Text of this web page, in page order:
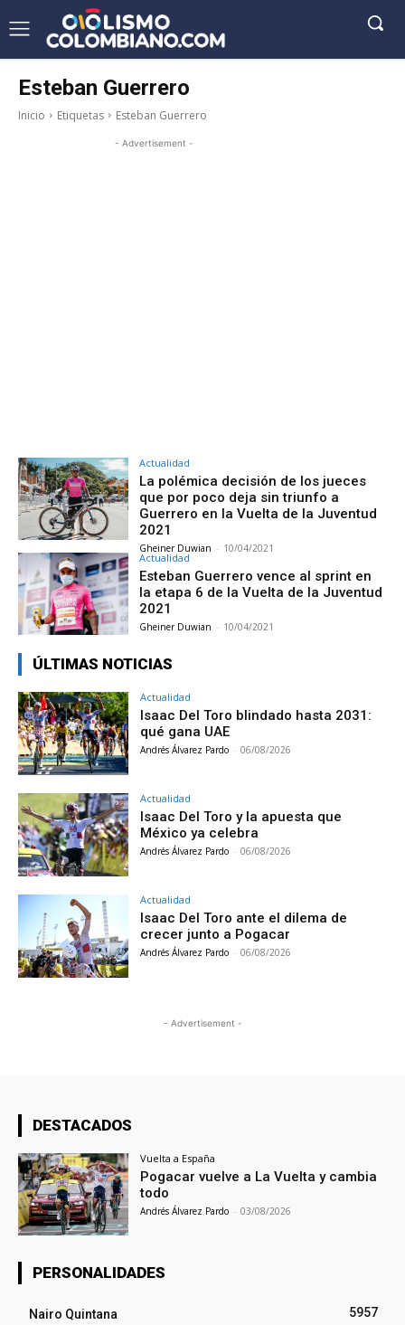
Esteban Guerrero
Inicio Etiquetas Esteban Guerrero
- Advertisement -
Actualidad
La polémica decisión de los jueces
que por poco deja sin triunfo a
Guerrero en la Vuelta de la Juventud
2021
Gheiner Duwian - 10/04/2021
Actualidad
Esteban Guerrero vence al sprint en
la etapa 6 de la Vuelta de la Juventud
2021
Gheiner Duwian - 10/04/2021
ÚLTIMAS NOTICIAS
Actualidad
Isaac Del Toro blindado hasta 2031:
qué gana UAE
Andrés Álvarez Pardo - 06/08/2026
Actualidad
Isaac Del Toro y la apuesta que
México ya celebra
Andrés Álvarez Pardo - 06/08/2026
Actualidad
Isaac Del Toro ante el dilema de
crecer junto a Pogacar
Andrés Álvarez Pardo - 06/08/2026
- Advertisement -
DESTACADOS
Vuelta a España
Pogacar vuelve a La Vuelta y cambia
todo
Andrés Álvarez Pardo - 03/08/2026
PERSONALIDADES
Nairo Quintana
5957